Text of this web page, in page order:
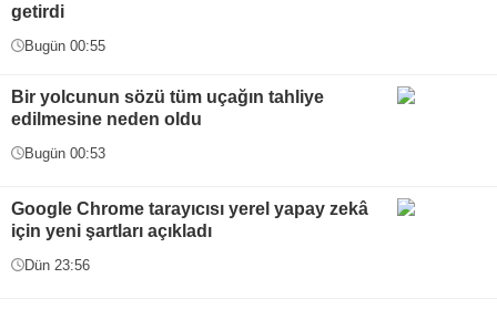
getirdi
Bugün 00:55
Bir yolcunun sözü tüm uçağın tahliye
edilmesine neden oldu
Bugün 00:53
Google Chrome tarayıcısı yerel yapay zekâ
için yeni şartları açıkladı
Dün 23:56